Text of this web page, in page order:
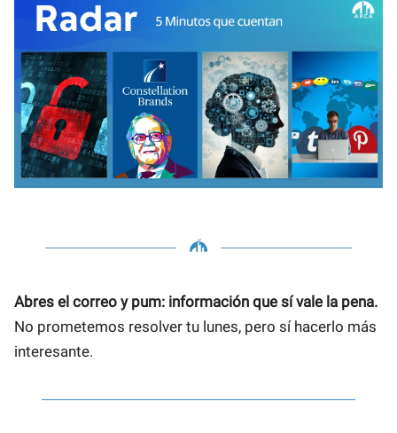
Abres el correo y pum: información que sí vale la pena.
No prometemos resolver tu lunes, pero sí hacerlo más
interesante.